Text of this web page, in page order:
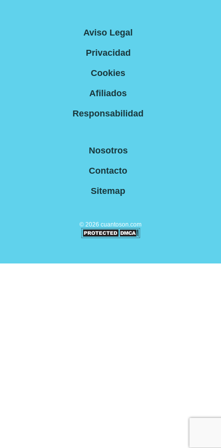
Aviso Legal
Privacidad
Cookies
Afiliados
Responsabilidad
Nosotros
Contacto
Sitemap
© 2026 cuantoson.com